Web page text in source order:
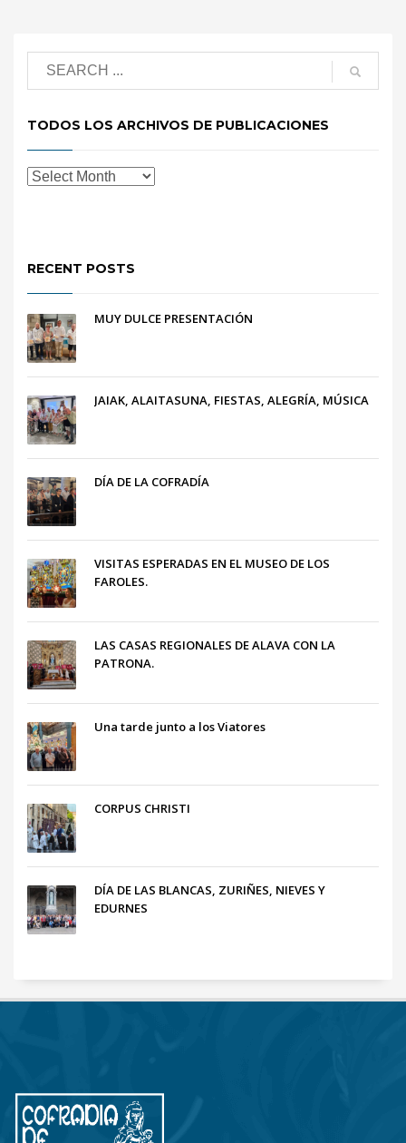
TODOS LOS ARCHIVOS DE PUBLICACIONES
RECENT POSTS
MUY DULCE PRESENTACIÓN
JAIAK, ALAITASUNA, FIESTAS, ALEGRÍA, MÚSICA
DÍA DE LA COFRADÍA
VISITAS ESPERADAS EN EL MUSEO DE LOS
FAROLES.
LAS CASAS REGIONALES DE ALAVA CON LA
PATRONA.
Una tarde junto a los Viatores
CORPUS CHRISTI
DÍA DE LAS BLANCAS, ZURIÑES, NIEVES Y
EDURNES